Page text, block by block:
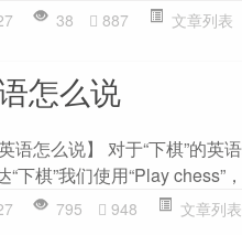
38 887 文章列表
怎么说
语怎么说】 对于“下棋”的
下棋”我们使用“Play chess”
795 948 文章列表